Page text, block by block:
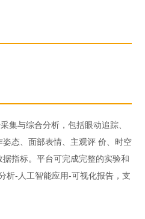
集与综合分析，包括眼动追踪、
态、面部表情、主观评 价、时空
指标。平台可完成完整的实验和
析-人工智能应用-可视化报告，支